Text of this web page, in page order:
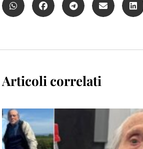
Articoli correlati